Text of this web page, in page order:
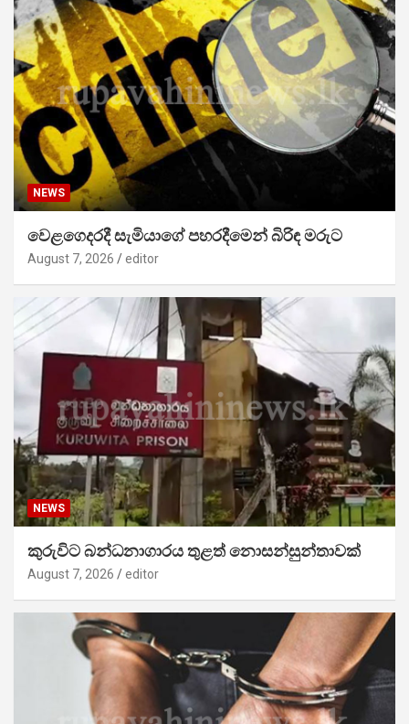
NEWS
වෙළගෙදරදී සැමියාගේ පහරදීමෙන් බිරිඳ මරුට
August 7, 2026 editor
NEWS
කුරුවිට බන්ධනාගාරය තුළත් නොසන්සුන්තාවක්
August 7, 2026 editor